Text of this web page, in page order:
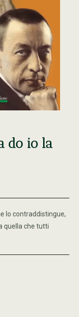
do io la
lo contraddistingue,
quella che tutti